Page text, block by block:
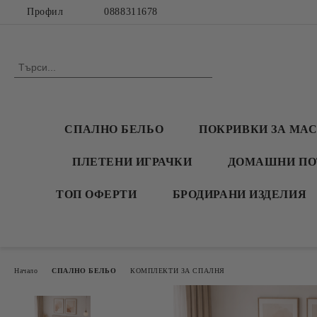
Профил 0888311678
СПАЛНО БЕЛЬО ПОКРИВКИ ЗА
ПЛЕТЕНИ ИГРАЧКИ ДОМАШНИ
ТОП ОФЕРТИ БРОДИРАНИ ИЗДЕЛИЯ
Начало СПАЛНО БЕЛЬО КОМПЛЕКТИ ЗА СПАЛНЯ